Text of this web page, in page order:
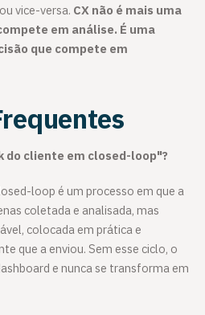
vice-versa. CX não é mais uma
em análise. É uma
que compete em
do cliente em closed-loop"?
loop é um processo em que a
coletada e analisada, mas
colocada em prática e
que a enviou. Sem esse ciclo, o
e nunca se transforma em